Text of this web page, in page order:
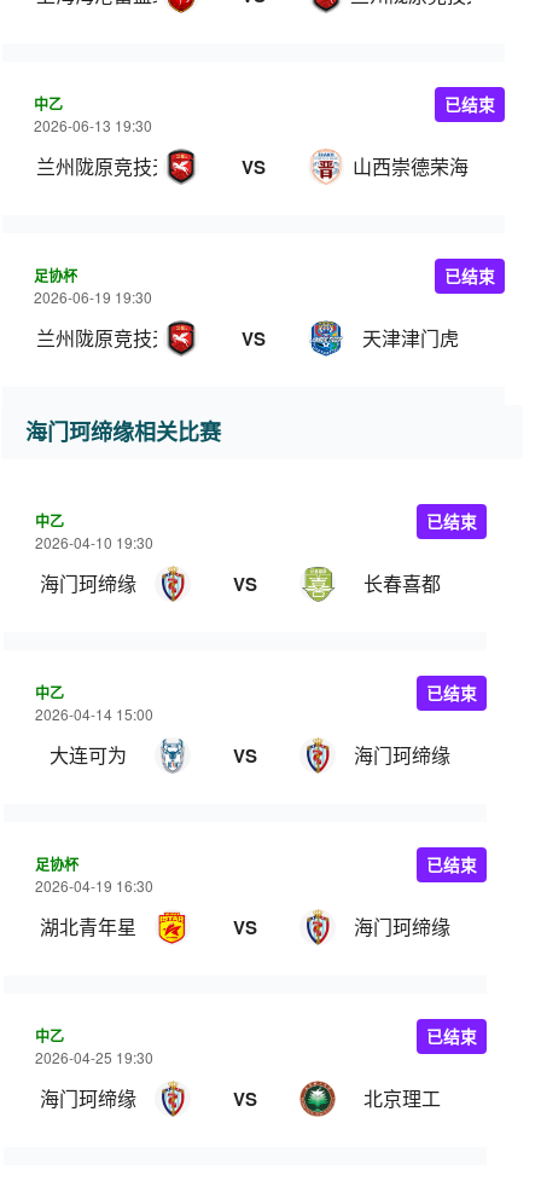
中乙
2026-06-13 19:30
兰州陇原竞技天佑德 VS 山西崇德荣海
已结束
足协杯
2026-06-19 19:30
兰州陇原竞技天佑德 VS 天津津门虎
已结束
海门珂缔缘相关比赛
中乙
2026-04-10 19:30
海门珂缔缘 VS 长春喜都
已结束
中乙
2026-04-14 15:00
大连可为 VS 海门珂缔缘
已结束
足协杯
2026-04-19 16:30
湖北青年星 VS 海门珂缔缘
已结束
中乙
2026-04-25 19:30
海门珂缔缘 VS 北京理工
已结束